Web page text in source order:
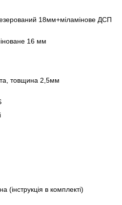
18мм+міламінове ДСП
16 мм
товщина 2,5мм
(інструкція в комплекті)